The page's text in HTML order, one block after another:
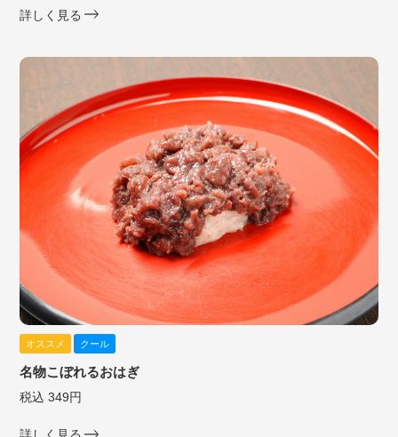
詳しく見る
オススメ クール
名物こぼれるおはぎ
税込 349円